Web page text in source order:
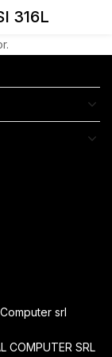
316L
srl
COMPUTER SRL